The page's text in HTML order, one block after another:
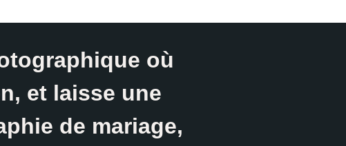
où
et laisse une
de mariage,